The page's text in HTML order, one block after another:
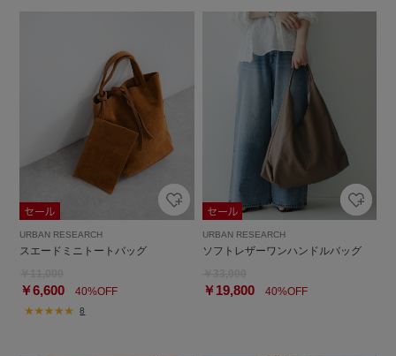
URBAN RESEARCH
スエードミニトートバッグ
￥6,600 40%OFF
8
URBAN RESEARCH
ソフトレザーワンハンドルバッグ
￥19,80040%OFF